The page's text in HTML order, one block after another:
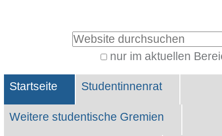
Website durchsuchen
nur im aktuellen
Suche…
Sektionen
Startseite Studentinnenrat
Weitere studentische Gremien